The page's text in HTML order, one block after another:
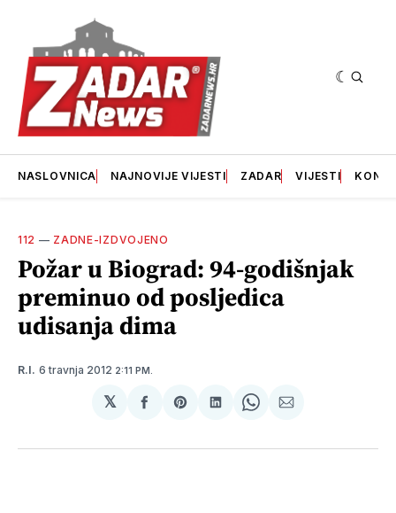
NASLOVNICA NAJNOVIJE VIJESTI ZADAR VIJESTI
112 — ZADNE-IZDVOJENO
Požar u Biograd: 94-godišnjak
preminuo od posljedica
udisanja dima
R.I. 6 travnja 2012 2:11 PM.
𝕏
podijeliSharepodijeliSharepodijeli